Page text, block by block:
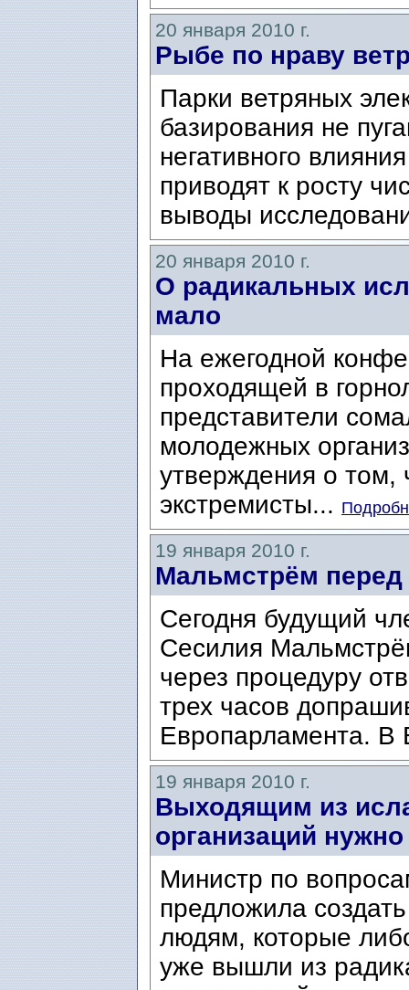
20 января 2010 г.
Рыбе по нраву
Парки ветряных
базирования не
негативного
приводят к росту
выводы
20 января 2010 г.
О радикальных
мало
На ежегодной
проходящей в
представители
молодежных
утверждения о том,
экстремисты...
19 января 2010 г.
Мальмстрём
Сегодня будущий
Сесилия
через процедуру
трех часов
Европарламента. В
19 января 2010 г.
Выходящим из
организаций
Министр по
предложила
людям, которые
уже вышли из